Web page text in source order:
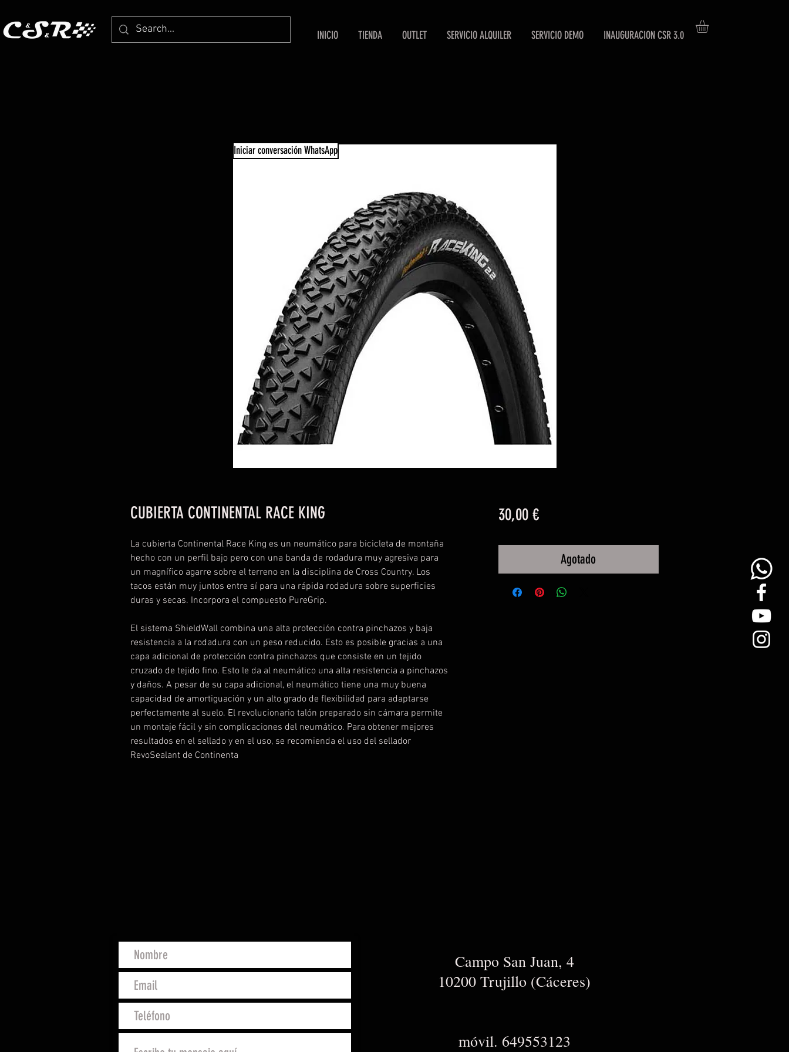
INICIO TIENDA OUTLET SERVICIO ALQUILER SERVICIO DEMO INAUGURACION CSR 3.0
CUBIERTA CONTINENTAL RACE KING
La cubierta Continental Race King es un neumático para bicicleta de montaña
hecho con un perfil bajo pero con una banda de rodadura muy agresiva para
un magnífico agarre sobre el terreno en la disciplina de Cross Country. Los
tacos están muy juntos entre sí para una rápida rodadura sobre superficies
duras y secas. Incorpora el compuesto PureGrip.
El sistema ShieldWall combina una alta protección contra pinchazos y baja
resistencia a la rodadura con un peso reducido. Esto es posible gracias a una
capa adicional de protección contra pinchazos que consiste en un tejido
cruzado de tejido fino. Esto le da al neumático una alta resistencia a pinchazos
y daños. A pesar de su capa adicional, el neumático tiene una muy buena
capacidad de amortiguación y un alto grado de flexibilidad para adaptarse
perfectamente al suelo. El revolucionario talón preparado sin cámara permite
un montaje fácil y sin complicaciones del neumático. Para obtener mejores
resultados en el sellado y en el uso, se recomienda el uso del sellador
RevoSealant de Continenta
30,00 €Precio
Agotado
Iniciar conversación WhatsApp
Campo San Juan, 4
10200 Trujillo (Cáceres)
móvil. 649553123